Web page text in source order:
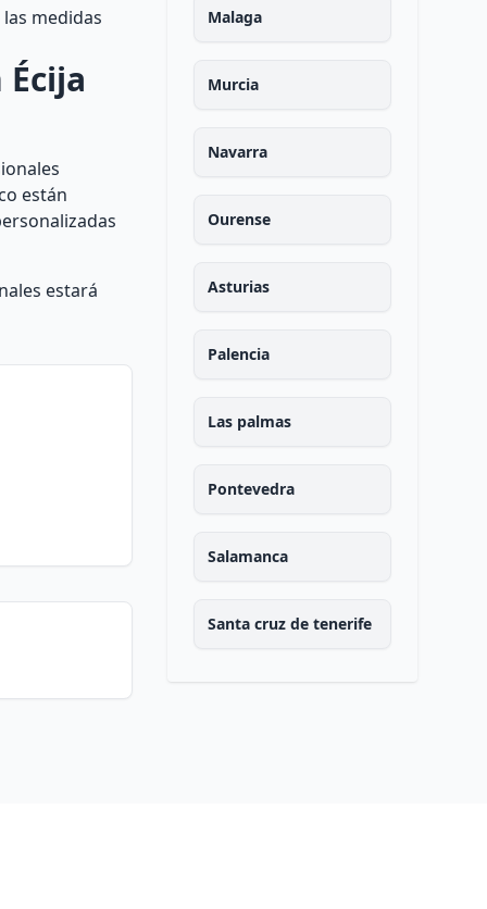
medidas
están
estará
Malaga
Murcia
Navarra
Ourense
Asturias
Palencia
Las palmas
Pontevedra
Salamanca
Santa cruz de tenerife